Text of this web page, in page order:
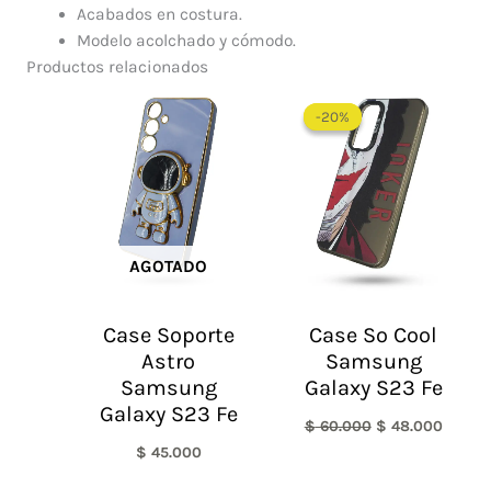
Acabados en costura.
Modelo acolchado y cómodo.
Productos relacionados
AGOTADO
Case Soporte
Astro
Samsung
Galaxy S23 Fe
$ 45.000
-20%
-20%
Case So Cool
Samsung
Galaxy S23 Fe
$60.000
precio
original
era:
$ 60.000.
$ 48.000